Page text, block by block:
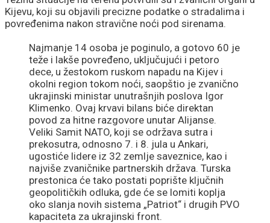
Kijevu, koji su objavili precizne podatke o stradalima i
povređenima nakon stravične noći pod sirenama.
Najmanje 14 osoba je poginulo, a gotovo 60 je
teže i lakše povređeno, uključujući i petoro
dece, u žestokom ruskom napadu na Kijev i
okolni region tokom noći, saopštio je zvanično
ukrajinski ministar unutrašnjih poslova Igor
Klimenko. Ovaj krvavi bilans biće direktan
povod za hitne razgovore unutar Alijanse.
Veliki Samit NATO, koji se održava sutra i
prekosutra, odnosno 7. i 8. jula u Ankari,
ugostiće lidere iz 32 zemlje saveznice, kao i
najviše zvaničnike partnerskih država. Turska
prestonica će tako postati poprište ključnih
geopolitičkih odluka, gde će se lomiti koplja
oko slanja novih sistema „Patriot“ i drugih PVO
kapaciteta za ukrajinski front.